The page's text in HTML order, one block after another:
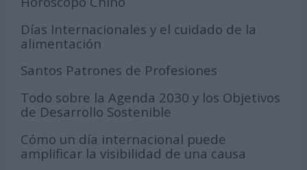
Días Internacionales y el cuidado de la
alimentación
Santos Patrones de Profesiones
Todo sobre la Agenda 2030 y los Objetivos
de Desarrollo Sostenible
Cómo un día internacional puede
amplificar la visibilidad de una causa